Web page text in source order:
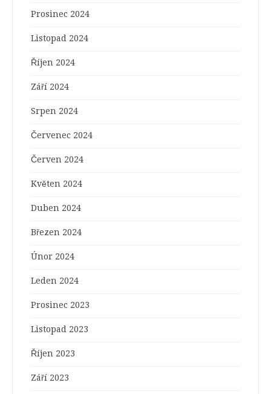
Prosinec 2024
Listopad 2024
Říjen 2024
Září 2024
Srpen 2024
Červenec 2024
Červen 2024
Květen 2024
Duben 2024
Březen 2024
Únor 2024
Leden 2024
Prosinec 2023
Listopad 2023
Říjen 2023
Září 2023